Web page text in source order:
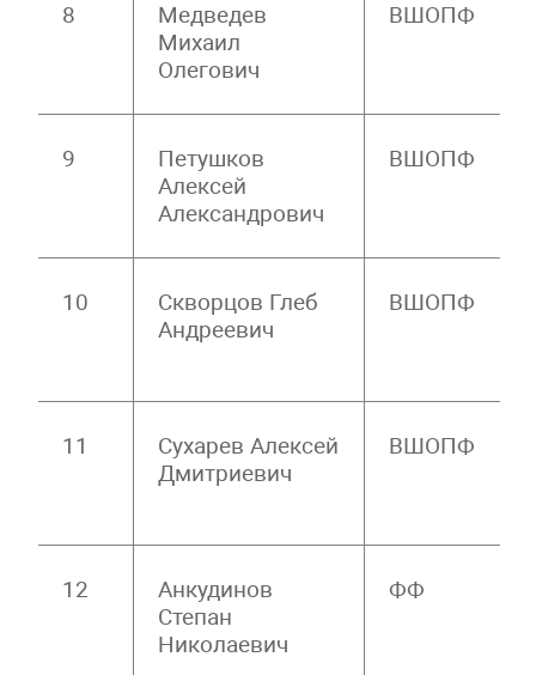
8
Медведев
Михаил
Олегович
ВШОПФ
9
Петушков
Алексей
Александрович
ВШОПФ
10
Скворцов Глеб
Андреевич
ВШОПФ
11
Сухарев Алексей
Дмитриевич
ВШОПФ
12
Анкудинов
Степан
Николаевич
ФФ